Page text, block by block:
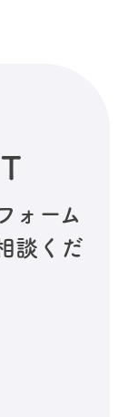
ォーム
談くだ